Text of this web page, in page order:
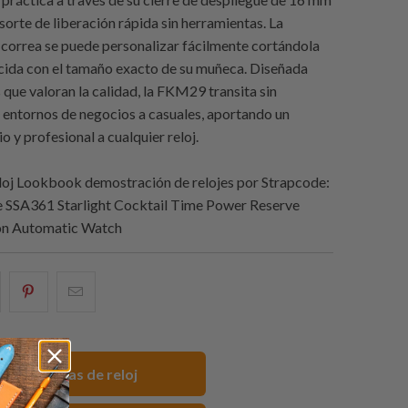
de liberación rápida sin herramientas. La
se puede personalizar fácilmente cortándola
con el tamaño exacto de su muñeca. Diseñada
valoran la calidad, la FKM29 transita sin
de negocios a casuales, aportando un
y profesional a cualquier reloj.
Lookbook demostración de relojes porStrapcode:
SSA361 Starlight Cocktail Time Power Reserve
Automatic Watch
Compartir
en
Pinterest
friend
Correas de reloj